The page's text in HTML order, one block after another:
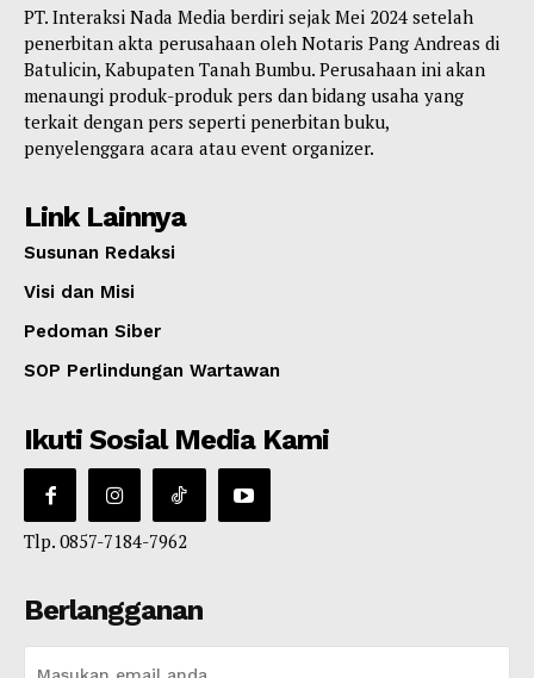
PT. Interaksi Nada Media berdiri sejak Mei 2024 setelah
penerbitan akta perusahaan oleh Notaris Pang Andreas di
Batulicin, Kabupaten Tanah Bumbu. Perusahaan ini akan
menaungi produk-produk pers dan bidang usaha yang
terkait dengan pers seperti penerbitan buku,
penyelenggara acara atau event organizer.
Link Lainnya
Susunan Redaksi
Visi dan Misi
Pedoman Siber
SOP Perlindungan Wartawan
Ikuti Sosial Media Kami
Tlp. 0857-7184-7962
Berlangganan